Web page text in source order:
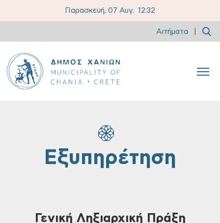
Παρασκευή, 07 Αυγ, 12:32
Αιτήματα
Εξυπηρέτηση
Γενική Ληξιαρχική Πράξη